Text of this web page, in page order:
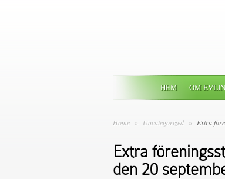
HEM OM
Home » Uncategorized » Extra
Extra
den 20